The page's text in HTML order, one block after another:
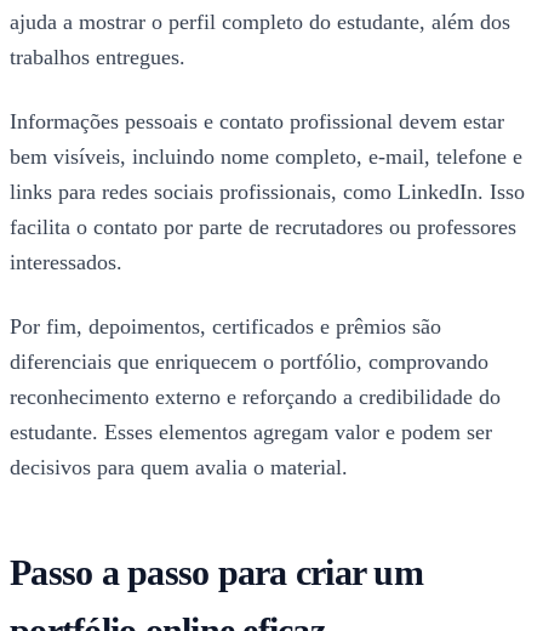
ajuda a mostrar o perfil completo do estudante, além dos
trabalhos entregues.
Informações pessoais e contato profissional devem estar
bem visíveis, incluindo nome completo, e-mail, telefone e
links para redes sociais profissionais, como LinkedIn. Isso
facilita o contato por parte de recrutadores ou professores
interessados.
Por fim, depoimentos, certificados e prêmios são
diferenciais que enriquecem o portfólio, comprovando
reconhecimento externo e reforçando a credibilidade do
estudante. Esses elementos agregam valor e podem ser
decisivos para quem avalia o material.
Passo a passo para criar um